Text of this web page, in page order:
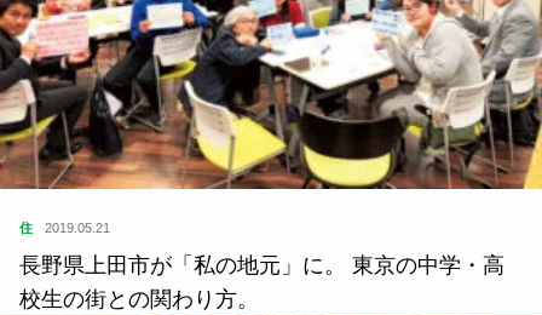
住 2019.05.21
長野県上田市が「私の地元」に。 東京の中学・高
校生の街との関わり方。